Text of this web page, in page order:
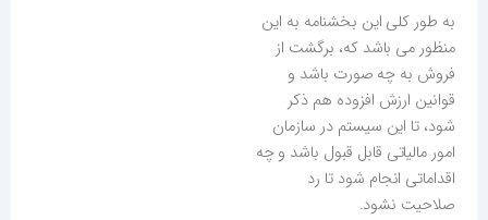
به طور کلی این بخشنامه به این
منظور می باشد که، برگشت از
فروش به چه صورت باشد و
قوانین ارزش افزوده هم ذکر
شود، تا این سیستم در سازمان
امور مالیاتی قابل قبول باشد و چه
اقداماتی انجام شود تا رد
صلاحیت نشود.